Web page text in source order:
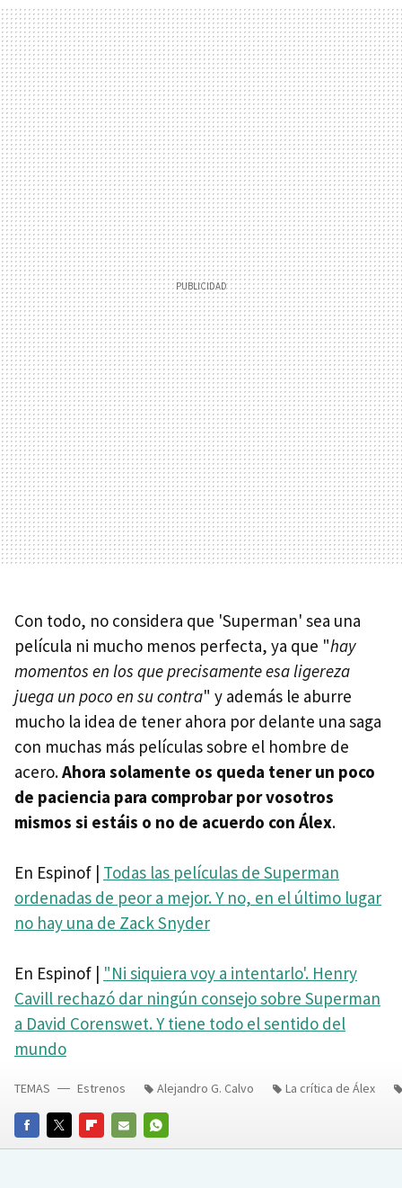
Con todo, no considera que 'Superman' sea una
película ni mucho menos perfecta, ya que "hay
momentos en los que precisamente esa ligereza
juega un poco en su contra" y además le aburre
mucho la idea de tener ahora por delante una saga
con muchas más películas sobre el hombre de
acero.Ahora solamente os queda tener un poco
de paciencia para comprobar por vosotros
mismos si estáis o no de acuerdo con Álex.
En Espinof | Todas las películas de Superman
ordenadas de peor a mejor. Y no, en el último lugar
no hay una de Zack Snyder
En Espinof | "Ni siquiera voy a intentarlo'. Henry
Cavill rechazó dar ningún consejo sobre Superman
a David Corenswet. Y tiene todo el sentido del
mundo
FACEBOOKTWITTERFLIPBOARD
E-
WHATSAPP
TEMAS Estrenos Alejandro G. Calvo La crítica de Álex